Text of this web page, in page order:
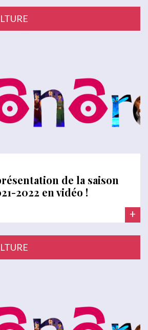
de la saison
2022 en vidéo !
+